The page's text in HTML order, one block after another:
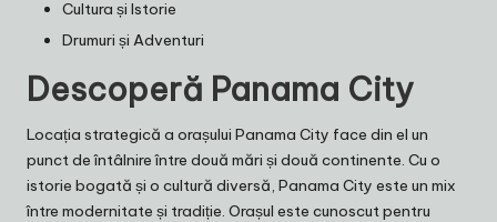
Cultura și Istorie
Drumuri și Adventuri
Descoperă Panama City
Locația strategică a orașului Panama City face din el un
punct de întâlnire între două mări și două continente. Cu o
istorie bogată și o cultură diversă, Panama City este un mix
între modernitate și tradiție. Orașul este cunoscut pentru